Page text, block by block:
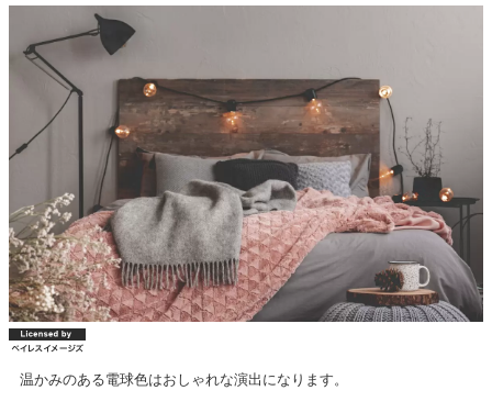
温かみのある電球色はおしゃれな演出になります。